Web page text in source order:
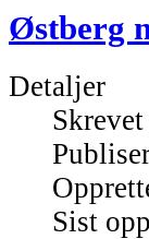
Østberg
Detaljer
Sist